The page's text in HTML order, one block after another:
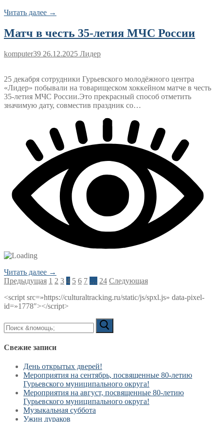
Читать далее →
Матч в честь 35-летия МЧС России
komputer39 26.12.2025 Лидер
25 декабря сотрудники Гурьевского молодёжного центра
«Лидер» побывали на товарищеском хоккейном матче в честь
35-летия МЧС России.Это прекрасный способ отметить
значимую дату, совместив праздник со…
Читать далее →
Пагинация
записей
Предыдущая 1 2 3 4 5 6 7 … 24 Следующая
<script src=»https://culturaltracking.ru/static/js/spxl.js» data-pixel-
id=»1778″></script>
Искать:
Свежие записи
День открытых дверей!
Мероприятия на сентябрь, посвященные 80-летию
Гурьевского муниципального округа!
Мероприятия на август, посвященные 80-летию
Гурьевского муниципального округа!
Музыкальная суббота
Ужин дураков